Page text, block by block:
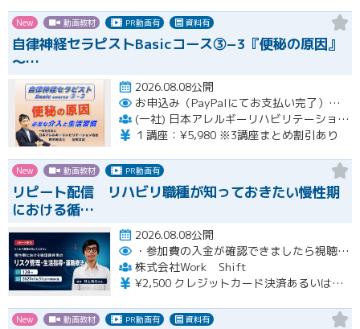
New 動画教材 PR動画有 資料有
自律神経セラピストBasicコース③−3『便秘の原因』
〜…
2026.08.08公開
お申込み（PayPalにてお支払い完了）後にメール or LINEオープンチャットより、アーカイブ視聴の際に必要なリンクをお送りいたします。
(一社) 日本アレルギーリハビリテーション協会
１講座：¥5,980 ※3講座まとめ割引あり
New 動画教材 PR動画有
リピート配信 リハビリ職種が知っておきたい慢性期
における循…
2026.08.08公開
・参加費の入金が確認できましたら視聴用URLとパスワードおよび資料をお申込みいただきましたメールアドレスに送付します。
株式会社Work Shift
¥2,500 クレジットカード決済あるいは銀行振込となります。
New 動画教材 PR動画有 資料有